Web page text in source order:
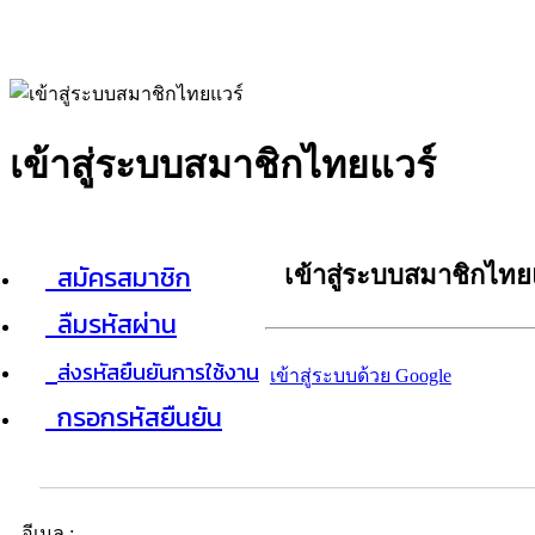
เข้าสู่ระบบสมาชิกไทยแวร์
สมัครสมาชิก
ลืมรหัสผ่าน
ส่งรหัสยืนยันการใช้งาน
กรอกรหัสยืนยัน
เข้าสู่ระบบสมาชิกไท
เข้าสู่ระบบด้วย Google